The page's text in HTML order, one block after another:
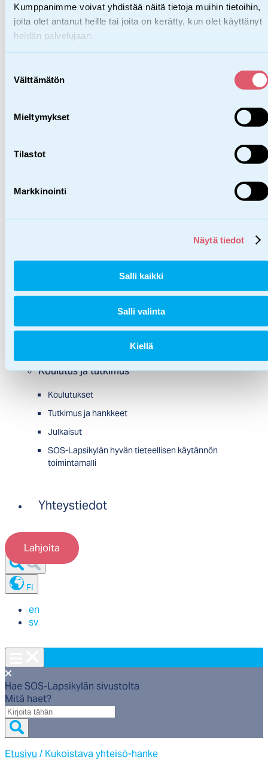
Kumppanimme voivat yhdistää näitä tietoja muihin tietoihin,
joita olet antanut heille tai joita on kerätty, kun olet käyttänyt
heidän palvelujaan.
valinta
Välttämätön
Mieltymykset
Tilastot
Markkinointi
Näytä tiedot
Salli kaikki
Salli valinta
Kiellä
Lasten ja nuorten sivut
Meistä
Tietoa SOS-Lapsikylästä
Myön­tei­nen tun­nis­ta­minen
Hallinto ja talous
SOS-Lapsikylä työpaikkana
Kansainvälinen SOS-Lapsikylä
Koulutus ja tutkimus
Koulutukset
Tutkimus ja hankkeet
Julkaisut
SOS-Lapsikylän hyvän tieteellisen käytännön
toimintamalli
Yhteystiedot
Lahjoita
FI
en
sv
Hae SOS-Lapsikylän sivustolta
Mitä haet?
Mitä
haet?
Etusivu / Kukoistava yhteisö-hanke